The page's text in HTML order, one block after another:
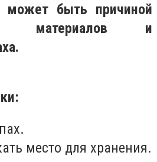
может быть причиной
материалов и
место для хранения.